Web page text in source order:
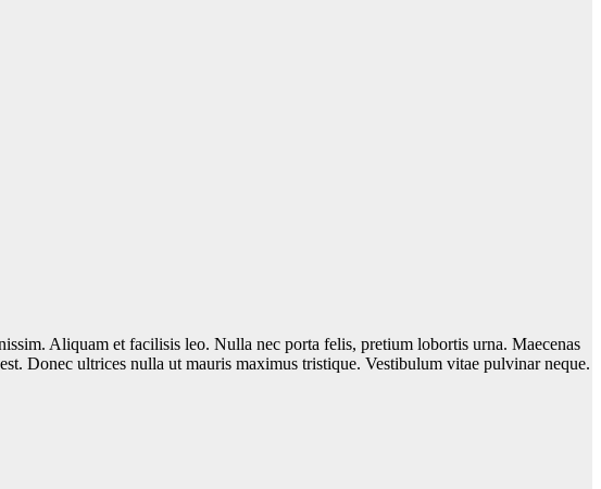
Aliquam et facilisis leo. Nulla nec porta felis, pretium lobortis urna. Maecenas
Donec ultrices nulla ut mauris maximus tristique. Vestibulum vitae pulvinar neque.